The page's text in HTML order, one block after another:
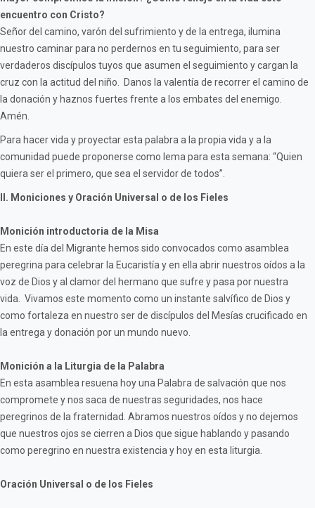
encuentro con Cristo?
Señor del camino, varón del sufrimiento y de la entrega, ilumina
nuestro caminar para no perdernos en tu seguimiento, para ser
verdaderos discípulos tuyos que asumen el seguimiento y cargan la
cruz con la actitud del niño. Danos la valentía de recorrer el camino de
la donación y haznos fuertes frente a los embates del enemigo.
Amén.
Para hacer vida y proyectar esta palabra a la propia vida y a la
comunidad puede proponerse como lema para esta semana: “Quien
quiera ser el primero, que sea el servidor de todos”.
II. Moniciones y Oración Universal o de los Fieles
Monición introductoria de la Misa
En este día del Migrante hemos sido convocados como asamblea
peregrina para celebrar la Eucaristía y en ella abrir nuestros oídos a la
voz de Dios y al clamor del hermano que sufre y pasa por nuestra
vida. Vivamos este momento como un instante salvífico de Dios y
como fortaleza en nuestro ser de discípulos del Mesías crucificado en
la entrega y donación por un mundo nuevo.
Monición a la Liturgia de la Palabra
En esta asamblea resuena hoy una Palabra de salvación que nos
compromete y nos saca de nuestras seguridades, nos hace
peregrinos de la fraternidad. Abramos nuestros oídos y no dejemos
que nuestros ojos se cierren a Dios que sigue hablando y pasando
como peregrino en nuestra existencia y hoy en esta liturgia.
Oración Universal o de los Fieles